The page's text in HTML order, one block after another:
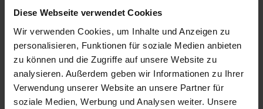
Diese Webseite verwendet Cookies
Wir verwenden Cookies, um Inhalte und Anzeigen zu
personalisieren, Funktionen für soziale Medien anbieten
zu können und die Zugriffe auf unsere Website zu
analysieren. Außerdem geben wir Informationen zu Ihrer
Verwendung unserer Website an unsere Partner für
soziale Medien, Werbung und Analysen weiter. Unsere
Lieferung in 6-8 Werktagen
Brauchen Sie Hilfe?Kontaktieren Sie uns!
Alle Eigenschaften